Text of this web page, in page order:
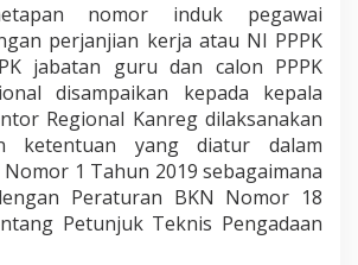
nomor induk pegawai
perjanjian kerja atau NI PPPK
jabatan guru dan calon PPPK
disampaikan kepada kepala
Regional Kanreg dilaksanakan
ketentuan yang diatur dalam
1 Tahun 2019 sebagaimana
Peraturan BKN Nomor 18
Petunjuk Teknis Pengadaan